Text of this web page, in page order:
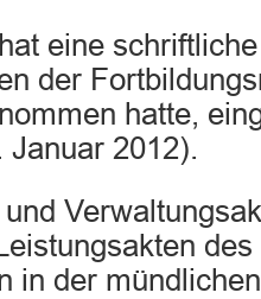
eine
der
hatte,
2012).
in der